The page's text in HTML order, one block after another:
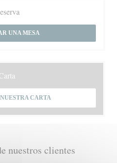
nuestros clientes
UNA MESA
CARTA